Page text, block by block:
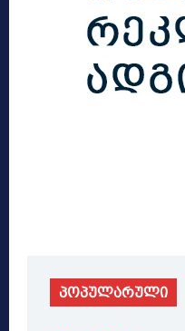
პოპულარული